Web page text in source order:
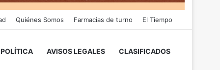
Quiénes Somos Farmacias de turno El Tiempo
POLÍTICA AVISOS LEGALES CLASIFICADOS